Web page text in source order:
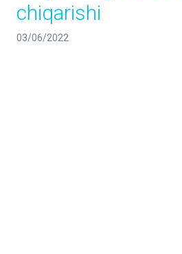
chiqarishi
03/06/2022